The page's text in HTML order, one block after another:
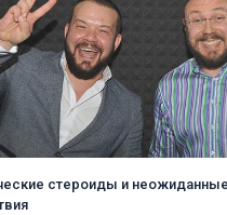
стероиды и